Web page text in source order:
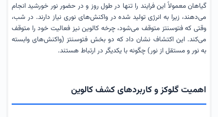
گیاهان معمولاً این فرایند را تنها در طول روز و در حضور نور خورشید انجام
می‌دهند، زیرا به انرژی تولید شده در واکنش‌های نوری نیاز دارند. در شب،
وقتی که فتوسنتز متوقف می‌شود، چرخه کالوین نیز فعالیت خود را متوقف
می‌کند. این اکتشاف نشان داد که دو بخش فتوسنتز (واکنش‌های وابسته
به نور و مستقل از نور) چگونه با یکدیگر در ارتباط هستند.
اهمیت گلوکز و کاربردهای کشف کالوین